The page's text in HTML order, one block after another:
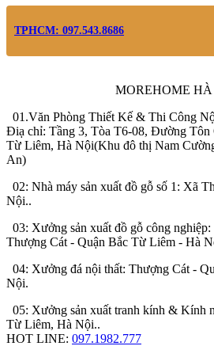
TPHCM: 097.543.8686
MOREHOME
01.Văn Phòng Thiết Kế & Thi Công
Điạ chỉ: Tầng 3, Tòa T6-08, Đường Tôn
Từ Liêm, Hà Nội(Khu đô thị Nam
An)
02: Nhà máy sản xuất đồ gỗ số 1: Xã
Nội..
03: Xưởng sản xuất đồ gỗ công
Thượng Cát - Quận Bắc Từ Liêm - Hà
04: Xưởng đá nội thất: Thượng Cát -
Nội.
05: Xưởng sản xuất tranh kính & Kính
Từ Liêm, Hà Nội..
HOT LINE: 097.1982.777